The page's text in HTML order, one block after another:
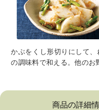
かぶをくし形切りにして
の調味料で和える。他のお
商品の詳細